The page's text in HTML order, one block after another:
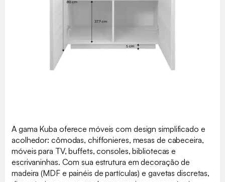
A gama Kuba oferece móveis com design simplificado e
acolhedor: cômodas, chiffonieres, mesas de cabeceira,
móveis para TV, buffets, consoles, bibliotecas e
escrivaninhas. Com sua estrutura em decoração de
madeira (MDF e painéis de partículas) e gavetas discretas,